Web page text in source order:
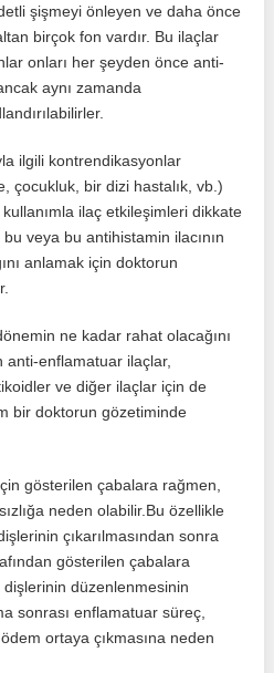
şişmeyi önleyen ve daha önce
birçok fon vardır. Bu ilaçlar
onları her şeyden önce anti-
aynı zamanda
ilgili kontrendikasyonlar
çocukluk, bir dizi hastalık, vb.)
ilaç etkileşimleri dikkate
veya bu antihistamin ilacının
anlamak için doktorun
ne kadar rahat olacağını
enflamatuar ilaçlar,
ve diğer ilaçlar için de
bir doktorun gözetiminde
gösterilen çabalara rağmen,
neden olabilir.Bu özellikle
çıkarılmasından sonra
gösterilen çabalara
düzenlenmesinin
sonrası enflamatuar süreç,
ortaya çıkmasına neden